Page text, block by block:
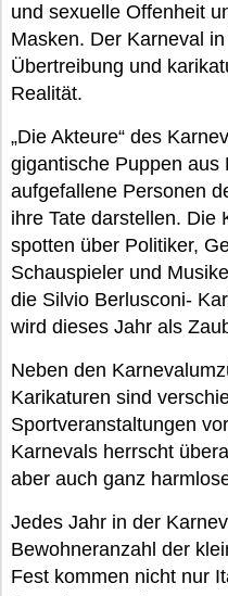
und sexuelle Offenheit
Masken. Der Karneval
Übertreibung und
Realität.
„Die Akteure“ des
gigantische Puppen aus
aufgefallene Personen
ihre Tate darstellen. Die
spotten über Politiker,
Schauspieler und
die Silvio Berlusconi-
wird dieses Jahr als
Neben den
Karikaturen sind
Sportveranstaltungen
Karnevals herrscht
aber auch ganz
Jedes Jahr in der
Bewohneranzahl der
Fest kommen nicht nur